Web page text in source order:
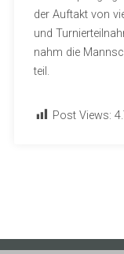
der Auftakt von
und
nahm die
teil.
Post Views: